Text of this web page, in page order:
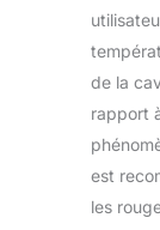
de la
rapport
est
les